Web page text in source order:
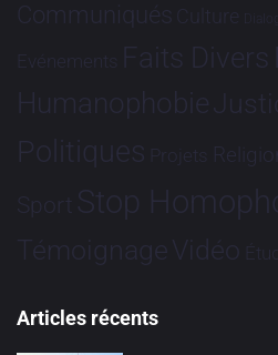
Communiqués Culture
Evénements Faits Divers
Humanophobie
Politiques Projets
Sport Stop
TémoignageVidéo
Articles récents